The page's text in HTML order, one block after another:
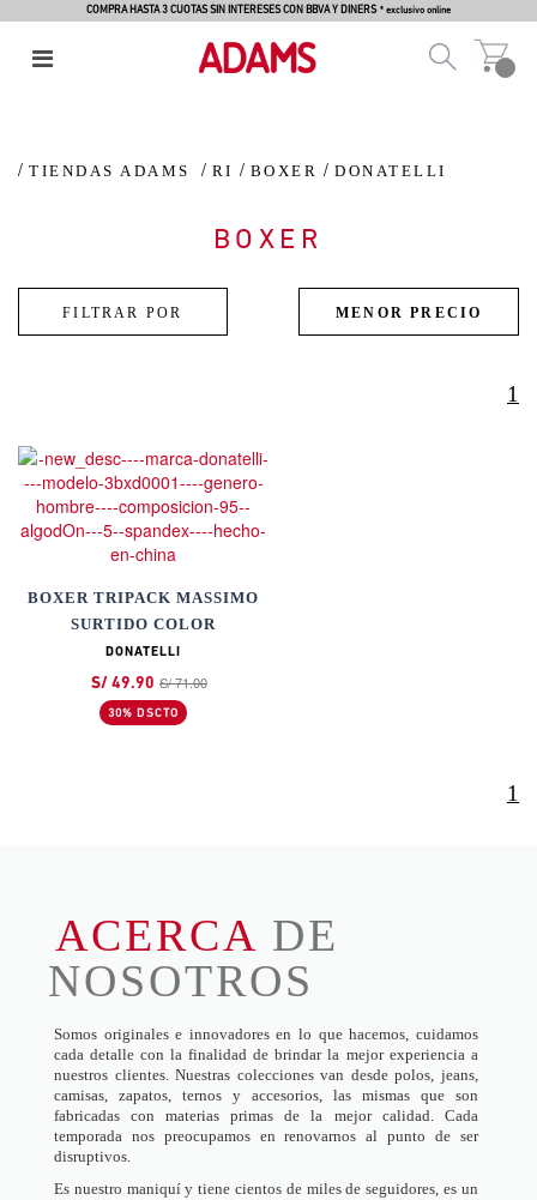
COMPRA HASTA 3 CUOTAS SIN INTERESES CON BBVA Y DINERS * exclusivo online
TIENDAS ADAMS RI BOXER DONATELLI
BOXER
1
BOXER TRIPACK MASSIMO
SURTIDO COLOR
DONATELLI
S/ 49.90 S/ 71.00
30% DSCTO
1
ACERCA DE
NOSOTROS
Somos originales e innovadores en lo que hacemos, cuidamos
cada detalle con la finalidad de brindar la mejor experiencia a
nuestros clientes. Nuestras colecciones van desde polos, jeans,
camisas, zapatos, ternos y accesorios, las mismas que son
fabricadas con materias primas de la mejor calidad. Cada
temporada nos preocupamos en renovarnos al punto de ser
disruptivos.
Es nuestro maniquí y tiene cientos de miles de seguidores, es un